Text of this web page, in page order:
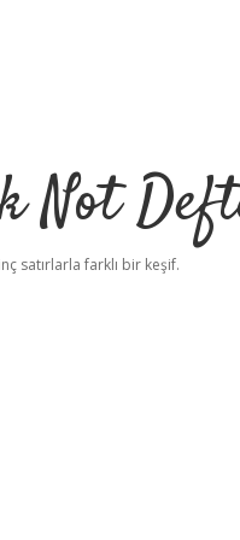
Not
satırlarla farklı bir keşif.